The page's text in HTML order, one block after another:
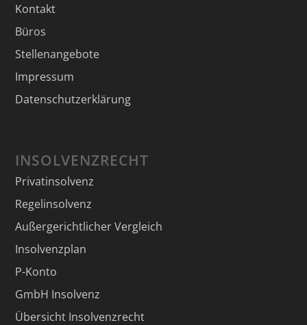
Kontakt
Büros
Stellenangebote
Impressum
Datenschutzerklärung
INSOLVENZRECHT
Privatinsolvenz
Regelinsolvenz
Außergerichtlicher Vergleich
Insolvenzplan
P-Konto
GmbH Insolvenz
Übersicht Insolvenzrecht